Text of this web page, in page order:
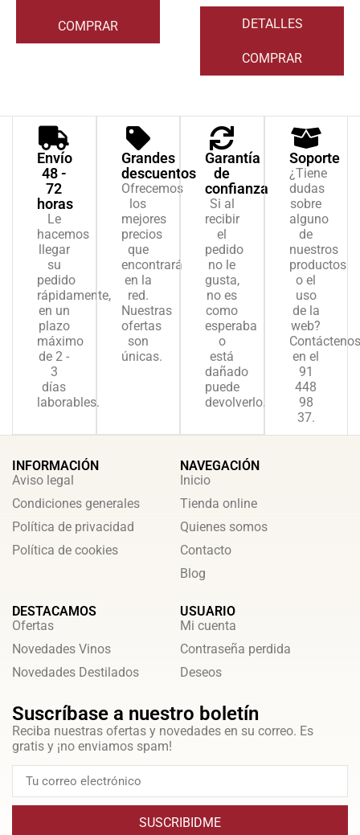
COMPRAR DETALLES
COMPRAR
Envío
48 -
72
horas
Le
hacemos
llegar
su
pedido
rápidamente,
en un
plazo
máximo
de 2 -
3
días
laborables.
Grandes
descuentos
Ofrecemos
los
mejores
precios
que
encontrará
en la
red.
Nuestras
ofertas
son
únicas.
Garantía
de
confianza
Si al
recibir
el
pedido
no le
gusta,
no es
como
esperaba
o
está
dañado
puede
devolverlo.
Soporte
¿Tiene
dudas
sobre
alguno
de
nuestros
productos
o el
uso
de la
web?
Contáctenos
en el
91
448
98
37.
INFORMACIÓN
Aviso legal
Condiciones generales
Política de privacidad
Política de cookies
NAVEGACIÓN
Inicio
Tienda online
Quienes somos
Contacto
Blog
DESTACAMOS
Ofertas
Novedades Vinos
Novedades Destilados
USUARIO
Mi cuenta
Contraseña perdida
Deseos
Suscríbase a nuestro boletín
Reciba nuestras ofertas y novedades en su correo. Es
gratis y ¡no enviamos spam!
SUSCRIBIDME